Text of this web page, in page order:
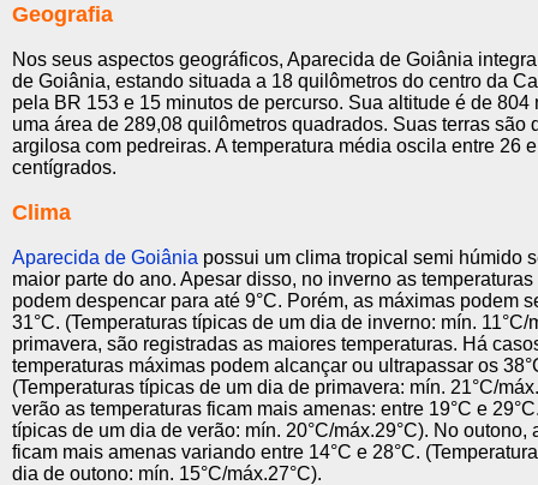
Geografia
Nos seus aspectos geográficos, Aparecida de Goiânia
de Goiânia, estando situada a 18 quilômetros do centro da
pela BR 153 e 15 minutos de percurso. Sua altitude é de 804
uma área de 289,08 quilômetros quadrados. Suas terras são
argilosa com pedreiras. A temperatura média oscila entre 26
centígrados.
Clima
Aparecida de Goiânia possui um clima tropical semi húmido
maior parte do ano. Apesar disso, no inverno as
podem despencar para até 9°C. Porém, as máximas podem
31°C. (Temperaturas típicas de um dia de inverno: mín. 11°C/
primavera, são registradas as maiores temperaturas. Há
temperaturas máximas podem alcançar ou ultrapassar os
(Temperaturas típicas de um dia de primavera: mín. 21°C/
verão as temperaturas ficam mais amenas: entre 19°C e
típicas de um dia de verão: mín. 20°C/máx.29°C). No outono,
ficam mais amenas variando entre 14°C e 28°C.
dia de outono: mín. 15°C/máx.27°C).